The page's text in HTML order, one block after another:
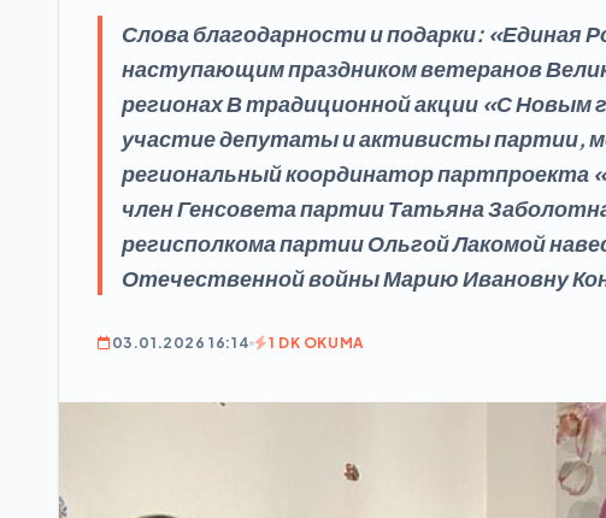
Слова благодарности и подарки: «Единая
наступающим праздником ветеранов
регионах В традиционной акции «С
участие депутаты и активисты партии,
региональный координатор партпроекта
член Генсовета партии Татьяна
регисполкома партии Ольгой Лакомой
Отечественной войны Марию Ивановну
03.01.2026 16:14 1 DK OKUMA